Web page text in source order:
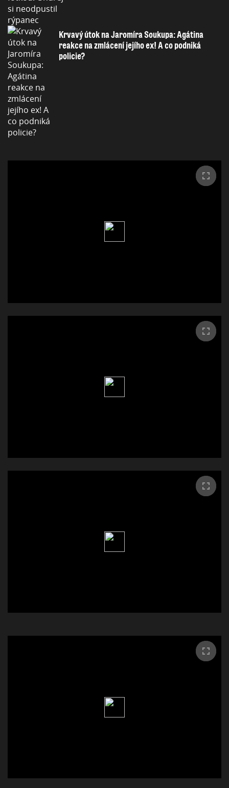
Krvavý útok na Jaromíra Soukupa: Agátina
reakce na zmlácení jejího ex! A co podniká
policie?